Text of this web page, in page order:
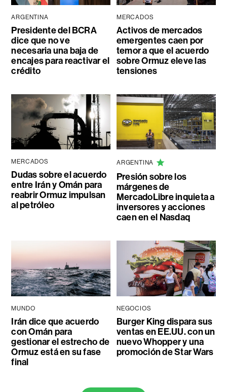
ARGENTINA
Presidente del BCRA
dice que no ve
necesaria una baja de
encajes para reactivar el
crédito
MERCADOS
Activos de mercados
emergentes caen por
temor a que el acuerdo
sobre Ormuz eleve las
tensiones
MERCADOS
Dudas sobre el acuerdo
entre Irán y Omán para
reabrir Ormuz impulsan
al petróleo
ARGENTINA
Presión sobre los
márgenes de
MercadoLibre inquieta a
inversores y acciones
caen en el Nasdaq
MUNDO
Irán dice que acuerdo
con Omán para
gestionar el estrecho de
Ormuz está en su fase
final
NEGOCIOS
Burger King dispara sus
ventas en EE.UU. con un
nuevo Whopper y una
promoción de Star Wars